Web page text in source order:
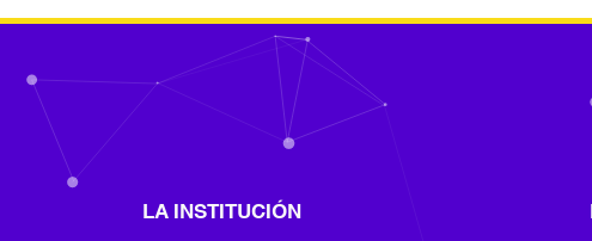
LA INSTITUCIÓN